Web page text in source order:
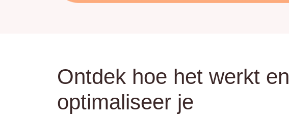
Ontdek hoe het werkt en
optimaliseer je